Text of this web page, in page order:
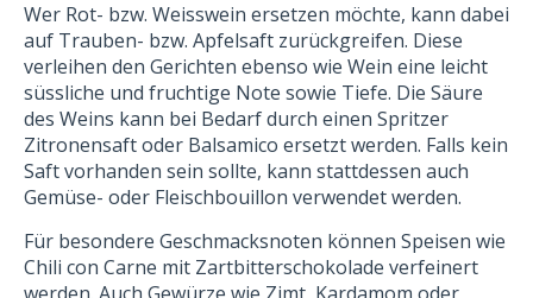
Wer Rot- bzw. Weisswein ersetzen möchte, kann dabei
auf Trauben- bzw. Apfelsaft zurückgreifen. Diese
verleihen den Gerichten ebenso wie Wein eine leicht
süssliche und fruchtige Note sowie Tiefe. Die Säure
des Weins kann bei Bedarf durch einen Spritzer
Zitronensaft oder Balsamico ersetzt werden. Falls kein
Saft vorhanden sein sollte, kann stattdessen auch
Gemüse- oder Fleischbouillon verwendet werden.
Für besondere Geschmacksnoten können Speisen wie
Chili con Carne mit Zartbitterschokolade verfeinert